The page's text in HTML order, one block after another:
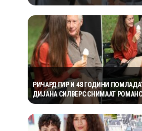
ВЕШТАЧКА ИНТЕЛИГЕНЦИЈА
РИЧАРД ГИР И 48 ГОДИНИ
ДИЈАНА СИЛВЕРС СНИМААТ
ЊУЈОРК